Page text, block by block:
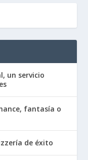
un servicio
fantasía o
de éxito